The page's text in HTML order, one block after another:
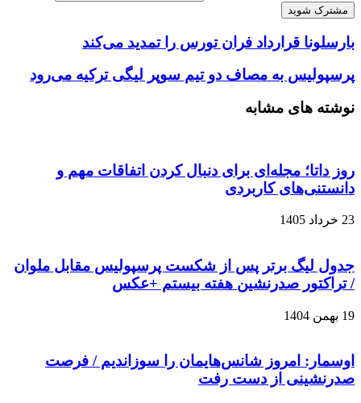
بارسلونا قرارداد فران تورس را تمدید می‌کند
پرسپولیس به مصاف دو تیم سوپر لیگی ترکیه می‌رود
نوشته های مشابه
روز داتا؛ مجله‌ای برای دنبال کردن اتفاقات مهم و
دانستنی‌های کاربردی
23 خرداد 1405
جدول لیگ برتر پس از شکست پرسپولیس مقابل ملوان
/ تراکتور صدرنشین هفته بیستم +عکس
19 بهمن 1404
اوسمار: امروز شانس‌هایمان را سوزاندیم / فرصت
صدرنشینی از دست رفت